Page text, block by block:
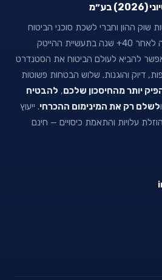
בע״מ
שוק ההון וחברי לשכת סוכני הביטוח
בישראל. נוסדה ע״י זאב יופה לאחר 40+ שנה בתעשיית ההייטק
להביא לעולם הביטוח את הסטנדרט
דיוק והוגנות. שלוש הבטחות פשוטות
יותר מהחיסכון שלכם, להבטיח
לשלם רק את המינימום ההכרחי. ייעוץ
עלויות והתאמת כיסויים — חינם